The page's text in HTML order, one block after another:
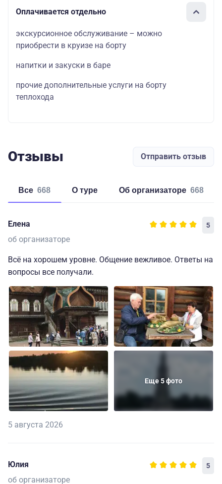
Оплачивается отдельно
экскурсионное обслуживание – можно
приобрести в круизе на борту
напитки и закуски в баре
прочие дополнительные услуги на борту
теплохода
Отзывы Отправить отзыв
Все 668 о туре об организаторе 668
Елена 5
об организаторе
Всё на хорошем уровне. Общение вежливое. Ответы на
вопросы все получали.
Еще 5 фото
5 августа 2026
Юлия 5
об организаторе